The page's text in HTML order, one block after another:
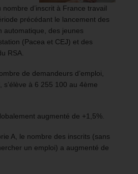
d’inscrit à France travail
précédant le lancement des
automatique, des jeunes
(Pacea et CEJ) et des
RSA.
de demandeurs d’emploi,
s’élève à 6 255 100 au 4ème
augmenté de +1,5%.
A, le nombre des inscrits (sans
un emploi) a augmenté de